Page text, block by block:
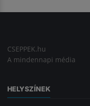
CSEPPEK.hu
A mindennapi média
HELYSZÍNEK